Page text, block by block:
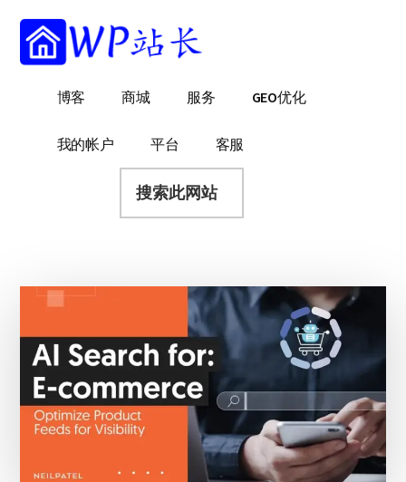
附
加
WordPress
博客 商城 服务 GEO优化
我的帐户 平台
客服